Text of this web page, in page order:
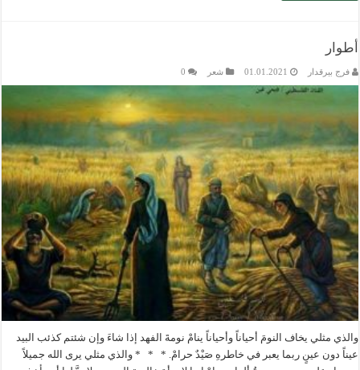
أطوار
فرج بيرقدار 01.01.2021 شعر 0
والذي مثلي يخاف النومَ أحياناً وأحياناً ينامْ نومةَ الفهد إذا شاءَ وإن شئتم كذئب البيد
عيناً دون عينٍ ربما يعبر في خاطرهِ صَيْدٌ حرامْ. * * * والذي مثلي يرى الله جميلاً